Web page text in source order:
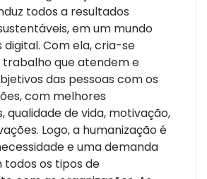
e casos práticos para
todos os tipos de organização,
de tamanho, da origem do capital
Cabe lembrar que organizações
líderes e liderados são o caminho
humanizado.
todos a resultados
em um mundo
digital. Com ela, cria-se
que atendem e
das pessoas com os
com melhores
qualidade de vida, motivação,
Logo, a humanização é
e uma demanda
os tipos de